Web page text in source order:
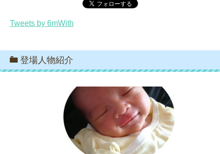
Tweets by 6mWith
登場人物紹介